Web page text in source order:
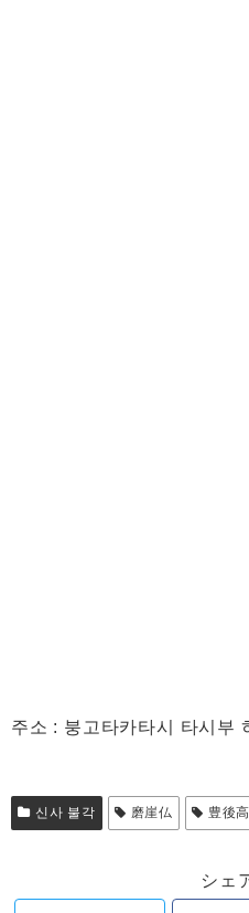
주소 : 붕고타카타시 타시부
신사 불각 磨崖仏 豊後
シェ